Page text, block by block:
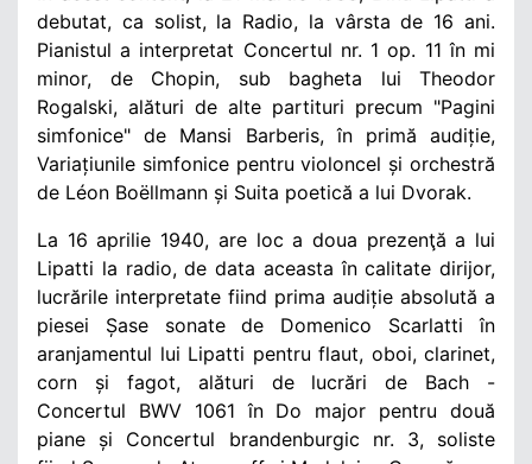
debutat, ca solist, la Radio, la vârsta de 16 ani.
Pianistul a interpretat Concertul nr. 1 op. 11 în mi
minor, de Chopin, sub bagheta lui Theodor
Rogalski, alături de alte partituri precum "Pagini
simfonice" de Mansi Barberis, în primă audiție,
Variațiunile simfonice pentru violoncel și orchestră
de Léon Boëllmann și Suita poetică a lui Dvorak.
La 16 aprilie 1940, are loc a doua prezenţă a lui
Lipatti la radio, de data aceasta în calitate dirijor,
lucrările interpretate fiind prima audiție absolută a
piesei Șase sonate de Domenico Scarlatti în
aranjamentul lui Lipatti pentru flaut, oboi, clarinet,
corn și fagot, alături de lucrări de Bach -
Concertul BWV 1061 în Do major pentru două
piane și Concertul brandenburgic nr. 3, soliste